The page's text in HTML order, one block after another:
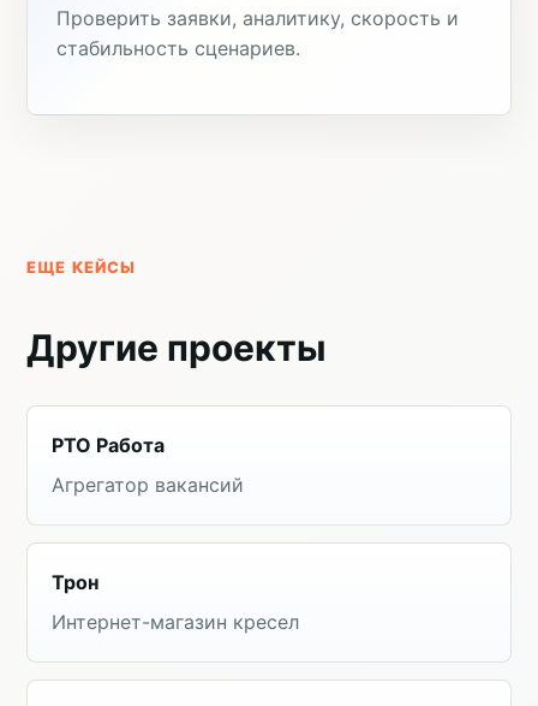
Проверить заявки, аналитику, скорость и
стабильность сценариев.
ЕЩЕ КЕЙСЫ
Другие проекты
PTO Работа
Агрегатор вакансий
Трон
Интернет-магазин кресел